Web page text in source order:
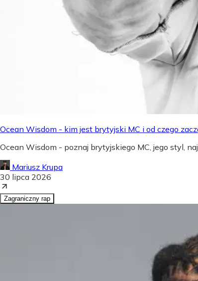
Ocean Wisdom - kim jest brytyjski MC i od czego
Ocean Wisdom - poznaj brytyjskiego MC, jego styl,
Mariusz Krupa
30 lipca 2026
Zagraniczny rap